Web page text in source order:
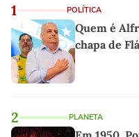
1 POLÍTICA
Quem é
chapa de
2 PLANETA